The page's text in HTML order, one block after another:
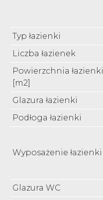
Typ łazienki
Liczba łazienek
Powierzchnia łazienki
[m2]
Glazura łazienki
Podłoga łazienki
Wyposażenie łazienki
Glazura WC